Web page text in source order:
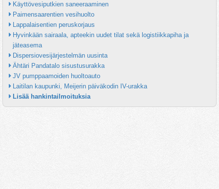
Käyttövesiputkien saneeraaminen
Paimensaarentien vesihuolto
Lappalaisentien peruskorjaus
Hyvinkään sairaala, apteekin uudet tilat sekä logistiikkapiha ja
jäteasema
Dispersiovesijärjestelmän uusinta
Ähtäri Pandatalo sisustusurakka
JV pumppaamoiden huoltoauto
Laitilan kaupunki, Meijerin päiväkodin IV-urakka
Lisää hankintailmoituksia